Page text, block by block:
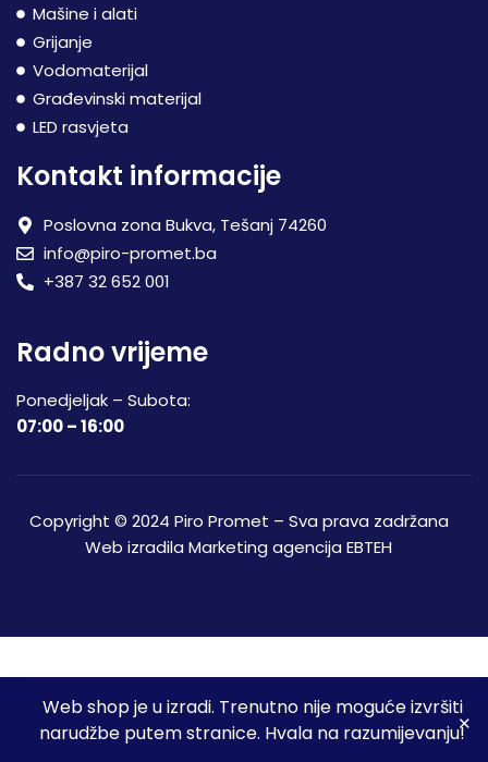
Web shop je u izradi. Trenutno nije moguće izvršiti
narudžbe putem stranice. Hvala na razumijevanju!
Mašine i alati
Grijanje
Vodomaterijal
Građevinski materijal
LED rasvjeta
Kontakt informacije
Poslovna zona Bukva, Tešanj 74260
info@piro-promet.ba
+387 32 652 001
Radno vrijeme
Ponedjeljak – Subota:
07:00 – 16:00
Copyright © 2024 Piro Promet – Sva prava zadržana
Web izradila Marketing agencija EBTEH
Moj račun